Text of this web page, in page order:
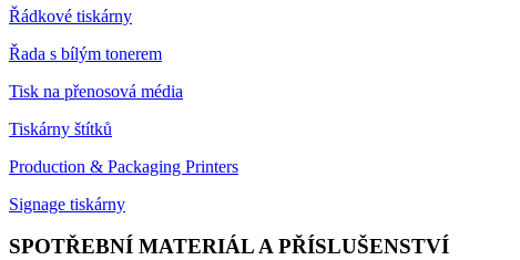
Řádkové tiskárny
Řada s bílým tonerem
Tisk na přenosová média
Tiskárny štítků
Production & Packaging Printers
Signage tiskárny
SPOTŘEBNÍ MATERIÁL A PŘÍSLUŠENSTVÍ